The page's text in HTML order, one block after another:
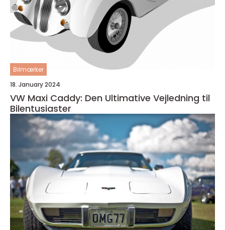
Bilmærker
18. January 2024
VW Maxi Caddy: Den Ultimative Vejledning til
Bilentusiaster